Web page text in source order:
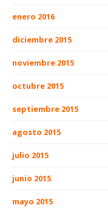
enero 2016
diciembre 2015
noviembre 2015
octubre 2015
septiembre 2015
agosto 2015
julio 2015
junio 2015
mayo 2015